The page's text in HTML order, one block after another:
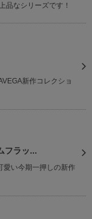
品なシリーズです！
新作コレクショ
フラッ...
い今期一押しの新作